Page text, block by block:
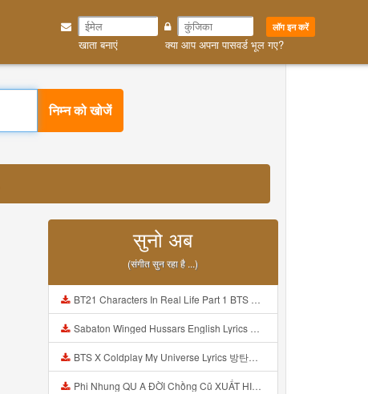
लॉग इन करें
खाता बनाएं क्या आप अपना पासवर्ड भूल गए?
निम्न को खोजें
सुनो अब
(संगीत सुन रहा है ...)
BT21 Characters In Real Life Part 1 BTS AND BT21 방탄소년단 BT21 BT21아가들은 아빠조아 따라쟁이들 BTS Vs BT21 Mp3
Sabaton Winged Hussars English Lyrics Mp3
BTS X Coldplay My Universe Lyrics 방탄소년단 콜드플레이 My Universe 가사 Color Coded Lyrics Han Rom Eng Mp3
Phi Nhung QU A ĐỜI Chồng Cũ XUẤT HIỆN Khóc Hối Hận Vì Làm Điều KHỦNG KHIẾP Với Cô Mp3